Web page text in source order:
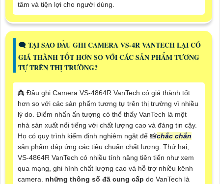
tâm và tiện lợi cho người dùng.
🗨️ TẠI SAO ĐẦU GHI CAMERA VS-4R VANTECH LẠI CÓ
GIÁ THÀNH TỐT HƠN SO VỚI CÁC SẢN PHẨM TƯƠNG
TỰ TRÊN THỊ TRƯỜNG?
👸 Đầu ghi Camera VS-4864R VanTech có giá thành tốt
hơn so với các sản phẩm tương tự trên thị trường vì nhiều
lý do. Điểm nhấn ấn tượng có thể thấy VanTech là một
nhà sản xuất nổi tiếng với chất lượng cao và đáng tin cậy.
Họ có quy trình kiểm định nghiêm ngặt để 📸chắc chắn
sản phẩm đáp ứng các tiêu chuẩn chất lượng. Thứ hai,
VS-4864R VanTech có nhiều tính năng tiên tiến như xem
qua mạng, ghi hình chất lượng cao và hỗ trợ nhiều kênh
camera. những thông số đã cung cấp do VanTech là